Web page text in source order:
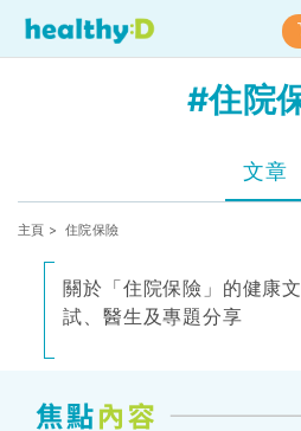
#住院
文章
主頁 > 住院保險
關於「住院保險」的健康
試、醫生及專題分享